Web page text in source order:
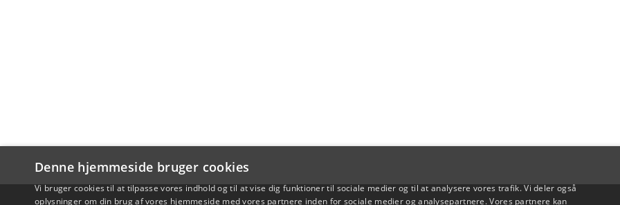
Denne hjemmeside bruger cookies
Vi bruger cookies til at tilpasse vores indhold og til at vise dig funktioner til sociale medier og til at analysere vores trafik. Vi deler også
oplysninger om din brug af vores hjemmeside med vores partnere inden for sociale medier og analysepartnere. Vores partnere kan